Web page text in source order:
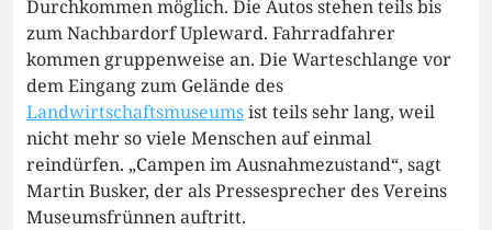
Durchkommen möglich. Die Autos stehen teils bis
zum Nachbardorf Upleward. Fahrradfahrer
kommen gruppenweise an. Die Warteschlange vor
dem Eingang zum Gelände des
Landwirtschaftsmuseumsist teils sehr lang, weil
nicht mehr so viele Menschen auf einmal
reindürfen. „Campen im Ausnahmezustand“, sagt
Martin Busker, der als Pressesprecher des Vereins
Museumsfrünnen auftritt.